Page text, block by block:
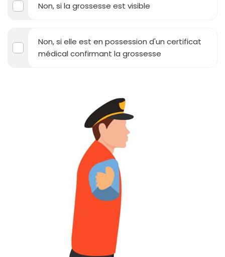
Non, si la grossesse est visible
Non, si elle est en possession d'un certificat
médical confirmant la grossesse